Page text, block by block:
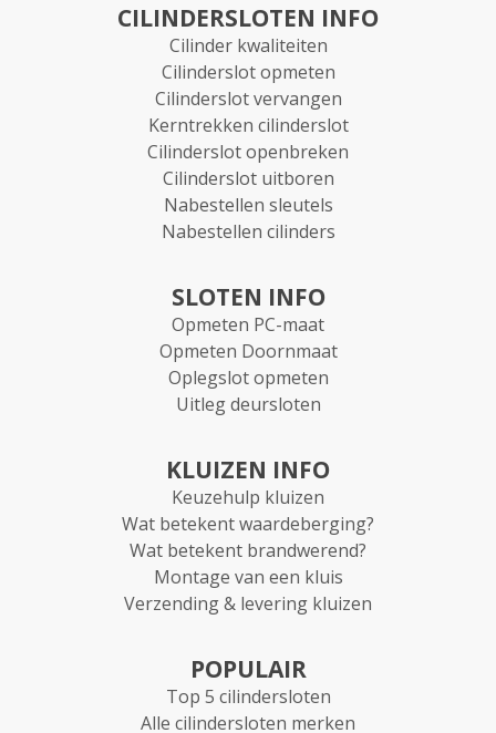
CILINDERSLOTEN INFO
Cilinder kwaliteiten
Cilinderslot opmeten
Cilinderslot vervangen
Kerntrekken cilinderslot
Cilinderslot openbreken
Cilinderslot uitboren
Nabestellen sleutels
Nabestellen cilinders
SLOTEN INFO
Opmeten PC-maat
Opmeten Doornmaat
Oplegslot opmeten
Uitleg deursloten
KLUIZEN INFO
Keuzehulp kluizen
Wat betekent waardeberging?
Wat betekent brandwerend?
Montage van een kluis
Verzending & levering kluizen
POPULAIR
Top 5 cilindersloten
Alle cilindersloten merken